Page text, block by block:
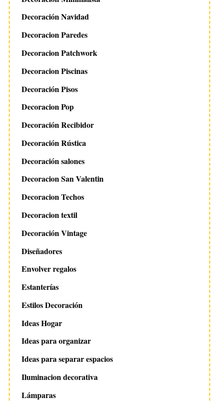
Decoración Navidad
Decoracion Paredes
Decoracion Patchwork
Decoracion Piscinas
Decoración Pisos
Decoracion Pop
Decoración Recibidor
Decoración Rústica
Decoración salones
Decoracion San Valentin
Decoracion Techos
Decoracion textil
Decoración Vintage
Diseñadores
Envolver regalos
Estanterías
Estilos Decoración
Ideas Hogar
Ideas para organizar
Ideas para separar espacios
Iluminacion decorativa
Lámparas